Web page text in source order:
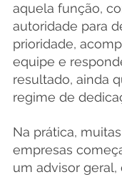
aquela função,
autoridade para
prioridade,
equipe e
resultado, ainda
regime de
Na prática, muitas
empresas
um advisor geral,